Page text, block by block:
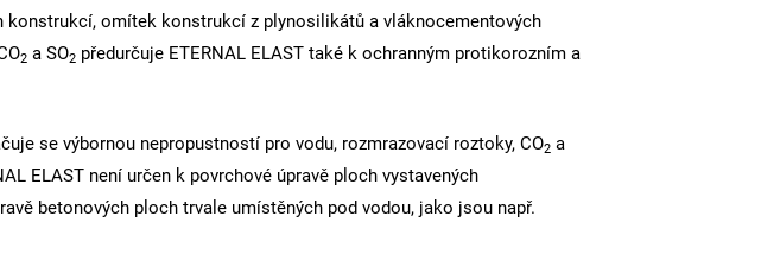
konstrukcí, omítek konstrukcí z plynosilikátů a vláknocementových
2 a SO2 předurčuje ETERNAL ELAST také k ochranným protikorozním a
se výbornou nepropustností pro vodu, rozmrazovací roztoky, CO2 a
ELAST není určen k povrchové úpravě ploch vystavených
betonových ploch trvale umístěných pod vodou, jako jsou např.